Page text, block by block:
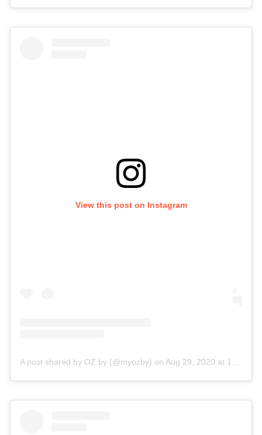
View this post on Instagram
A post shared by OZ.by (@myozby) on Aug 29, 2020 at 12:09am PDT